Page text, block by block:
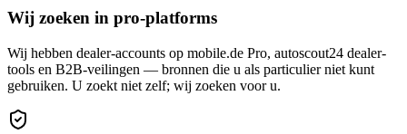
Wij zoeken in pro-platforms
Wij hebben dealer-accounts op mobile.de Pro, autoscout24 dealer-
tools en B2B-veilingen — bronnen die u als particulier niet kunt
gebruiken. U zoekt niet zelf; wij zoeken voor u.